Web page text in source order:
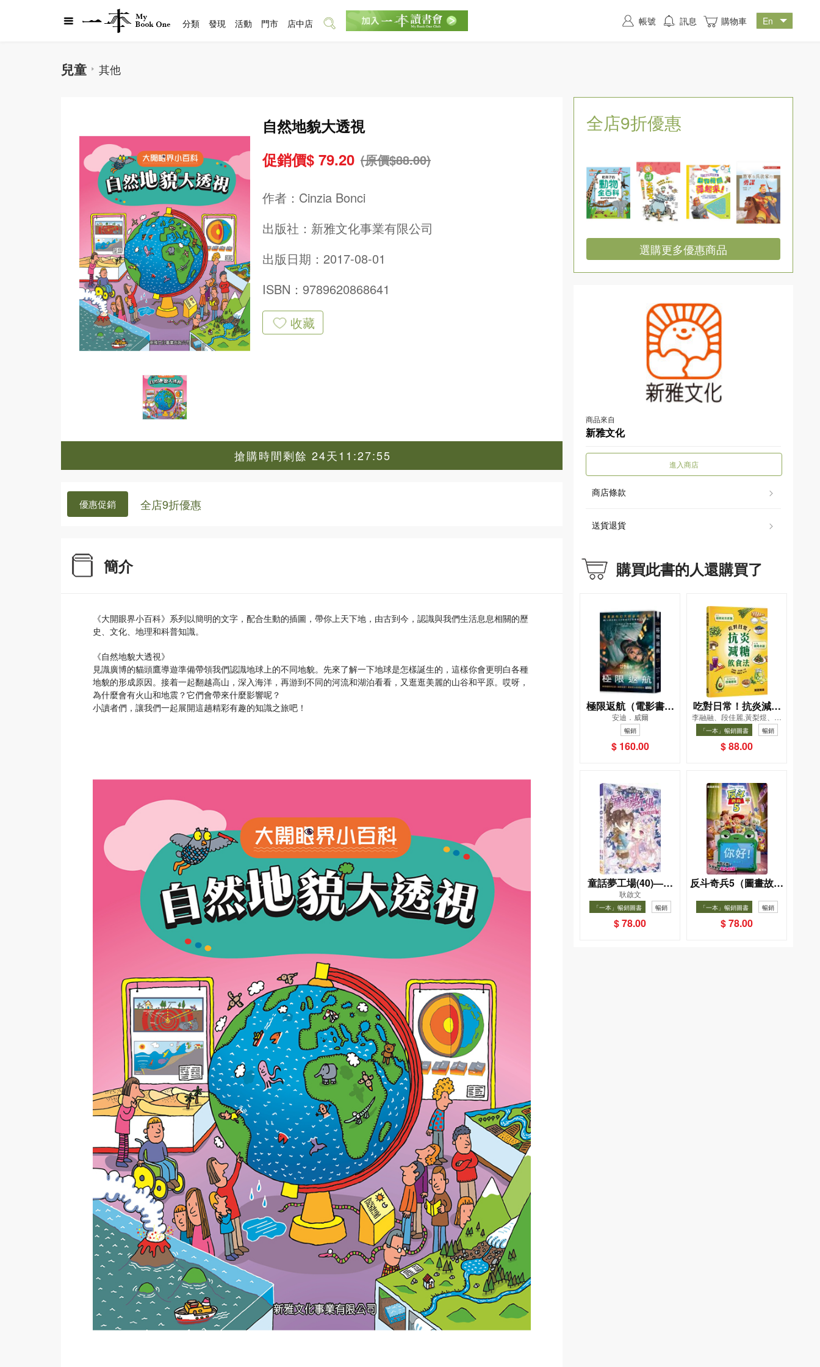
兒童 其他
自然地貌大透視
促銷價$ 79.20 (原價$88.00)
作者： Cinzia Bonci
出版社： 新雅文化事業有限公司
出版日期：2017-08-01
ISBN：9789620868641
收藏
搶購時間剩餘 24天11:27:54
優惠促銷 全店9折優惠
簡介
《大開眼界小百科》系列以簡明的文字，配合生動的插圖，帶你上天下地，由古到今，認識與我們生活息息相關的歷
史、文化、地理和科普知識。
《自然地貌大透視》
見識廣博的貓頭鷹導遊準備帶領我們認識地球上的不同地貌。先來了解一下地球是怎樣誕生的，這樣你會更明白各種
地貌的形成原因。接着一起翻越高山，深入海洋，再游到不同的河流和湖泊看看，又逛逛美麗的山谷和平原。哎呀，
為什麼會有火山和地震？它們會帶來什麼影響呢？
小讀者們，讓我們一起展開這趟精彩有趣的知識之旅吧！
全店9折優惠
選購更多優惠商品
商品來自
新雅文化
進入商店
商店條款
送貨退貨
購買此書的人還購買了
極限返航（電影書衣
典藏版）（獨家收錄
作者訪談）
安迪．威爾
暢銷
$ 160.00
吃對日常！抗炎減糖
飲食法
李融融、段佳麗,黃梨煜、顧
凱辰
「一本」暢銷圖書 暢銷
$ 88.00
童話夢工場(40)——
織女下凡結奇緣
耿啟文
「一本」暢銷圖書 暢銷
$ 78.00
反斗奇兵5（圖畫故事
版）
「一本」暢銷圖書 暢銷
$ 78.00
分類 發現 活動 門市 店中店 帳號 訊息 購物車